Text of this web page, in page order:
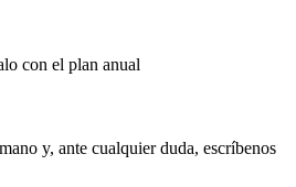
con el plan anual
y, ante cualquier duda, escríbenos